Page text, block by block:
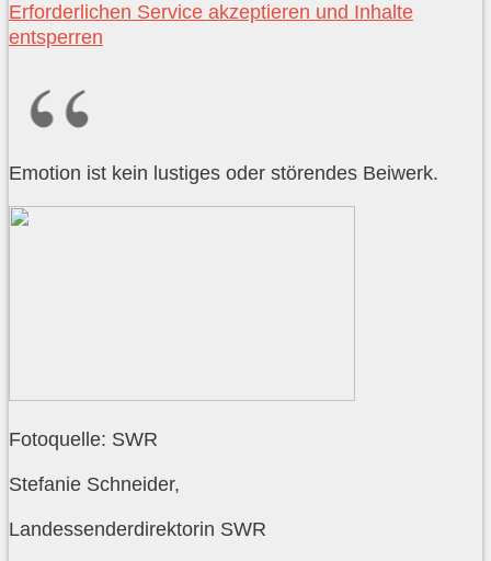
Erforderlichen Service akzeptieren und Inhalte
entsperren
Emotion ist kein lustiges oder störendes Beiwerk.
Fotoquelle: SWR
Stefanie Schneider,
Landessenderdirektorin SWR